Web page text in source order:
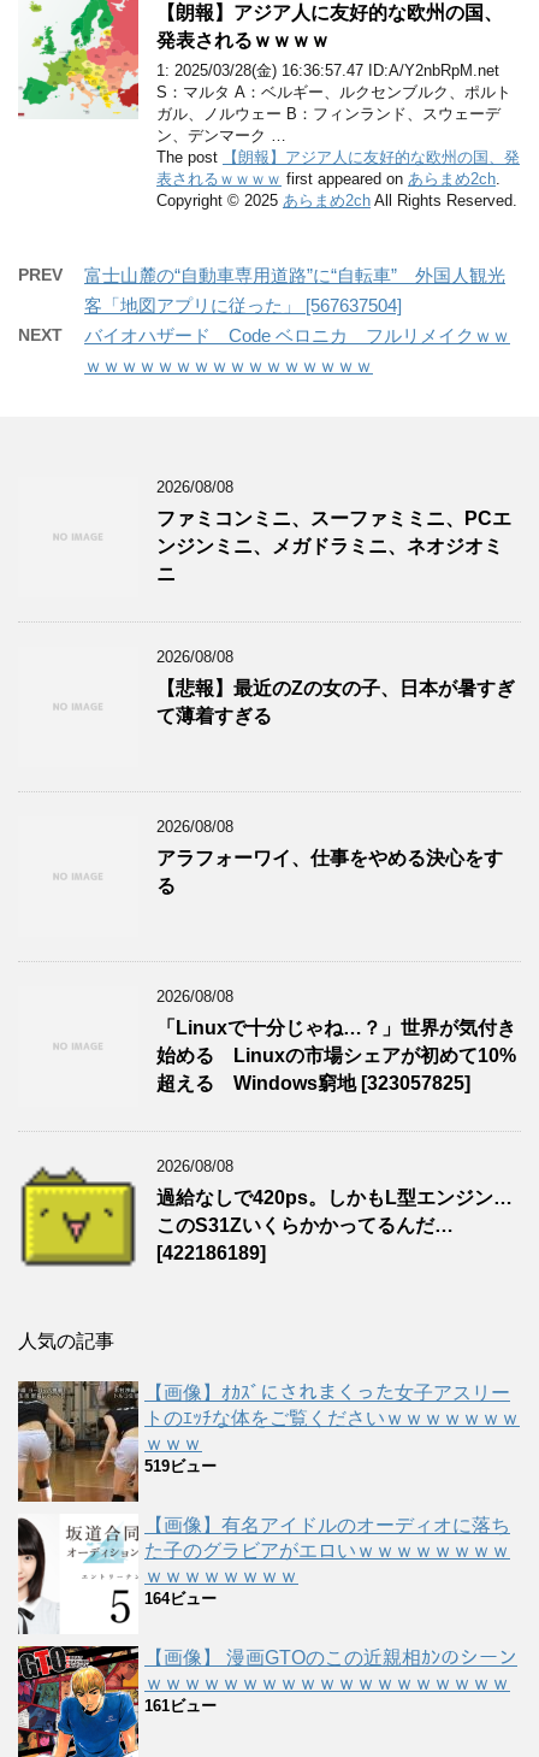
【朗報】アジア人に友好的な欧州の国、
発表されるｗｗｗｗ
1: 2025/03/28(金) 16:36:57.47 ID:A/Y2nbRpM.net
S：マルタ A：ベルギー、ルクセンブルク、ポルト
ガル、ノルウェー B：フィンランド、スウェーデ
ン、デンマーク …
The post
【朗報】アジア人に友好的な欧州の国、発
表されるｗｗｗｗ first appeared on あらまめ2ch
Copyright © 2025 あらまめ2ch All Rights Reserved.
PREV
富士山麓の“自動車専用道路”に“自転車” 外国人観光
客「地図アプリに従った」 [567637504]
NEXT
バイオハザード Code ベロニカ フルリメイクｗｗ
ｗｗｗｗｗｗｗｗｗｗｗｗｗｗｗｗ
2026/08/08
ファミコンミニ、スーファミミニ、PCエ
ンジンミニ、メガドラミニ、ネオジオミ
ニ
2026/08/08
【悲報】最近のZの女の子、日本が暑すぎ
て薄着すぎる
2026/08/08
アラフォーワイ、仕事をやめる決心をす
る
2026/08/08
「Linuxで十分じゃね…？」世界が気付き
始める Linuxの市場シェアが初めて10%
超える Windows窮地 [323057825]
2026/08/08
過給なしで420ps。しかもL型エンジン…
このS31Zいくらかかってるんだ…
[422186189]
人気の記事
【画像】ｵｶｽﾞにされまくった女子アスリー
トのｴｯﾁな体をご覧くださいｗｗｗｗｗｗｗ
ｗｗｗ
519ビュー
【画像】有名アイドルのオーディオに落ち
た子のグラビアがエロいｗｗｗｗｗｗｗｗ
ｗｗｗｗｗｗｗｗ
164ビュー
【画像】 漫画GTOのこの近親相ｶﾝのシーン
ｗｗｗｗｗｗｗｗｗｗｗｗｗｗｗｗｗｗｗ
161ビュー